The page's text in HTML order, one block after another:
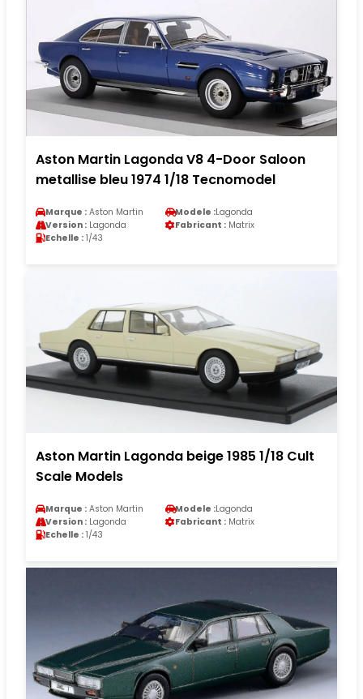
Aston Martin Lagonda V8 4-Door Saloon
metallise bleu 1974 1/18 Tecnomodel
Marque : Aston Martin Modele :Lagonda
Version : Lagonda Fabricant : Matrix
Echelle : 1/43
Aston Martin Lagonda beige 1985 1/18 Cult
Scale Models
Marque : Aston Martin Modele :Lagonda
Version : Lagonda Fabricant : Matrix
Echelle : 1/43